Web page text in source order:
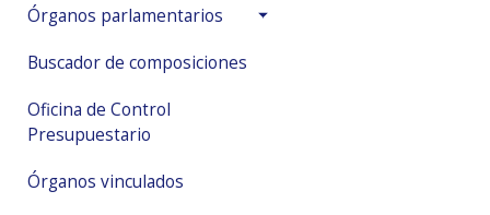
Órganos parlamentarios
Buscador de composiciones
Oficina de Control
Presupuestario
Órganos vinculados